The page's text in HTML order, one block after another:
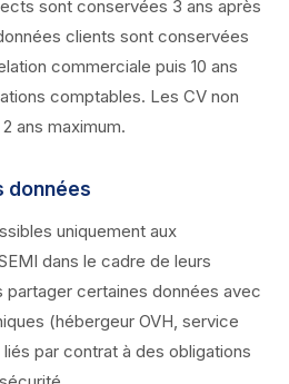
sont conservées 3 ans après
clients sont conservées
commerciale puis 10 ans
comptables. Les CV non
ans maximum.
données
uniquement aux
dans le cadre de leurs
partager certaines données avec
(hébergeur OVH, service
par contrat à des obligations